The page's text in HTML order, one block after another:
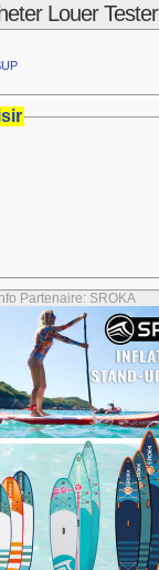
Louer Tester
Info Partenaire: SROKA